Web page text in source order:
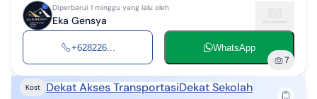
Diperbarui 1 minggu yang lalu oleh
Eka Gensya
+628226... WhatsApp
7
Kost Dekat Akses TransportasiDekat Sekolah